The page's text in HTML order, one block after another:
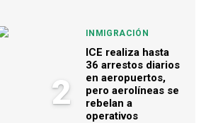
2
INMIGRACIÓN
ICE realiza hasta
36 arrestos diarios
en aeropuertos,
pero aerolíneas se
rebelan a
operativos